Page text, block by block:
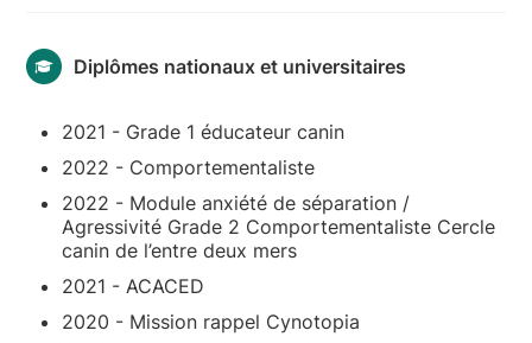
Diplômes nationaux et universitaires
2021 - Grade 1 éducateur canin
2022 - Comportementaliste
2022 - Module anxiété de séparation /
Agressivité Grade 2 Comportementaliste Cercle
canin de l’entre deux mers
2021 - ACACED
2020 - Mission rappel Cynotopia